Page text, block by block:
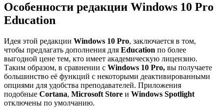
Особенности редакции Windows 10 Pro
Education
Идея этой редакции Windows 10 Pro, заключается в том,
чтобы предлагать дополнения для Education по более
выгодной цене тем, кто имеет академическую лицензию.
Таким образом, в сравнении с Windows 10 Pro, вы получаете
большинство её функций с некоторыми деактивированными
опциями для удобства преподавателей. Приложения
подобные Cortana, Microsoft Store и Windows Spotlight
отключены по умолчанию.